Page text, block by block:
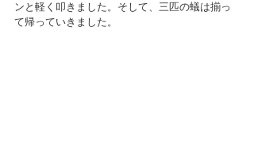
ンと軽く叩きました。そして、三匹の蟻は揃っ
て帰っていきました。